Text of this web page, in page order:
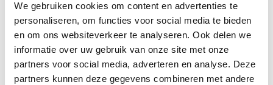
We gebruiken cookies om content en advertenties te
personaliseren, om functies voor social media te bieden
en om ons websiteverkeer te analyseren. Ook delen we
informatie over uw gebruik van onze site met onze
partners voor social media, adverteren en analyse. Deze
partners kunnen deze gegevens combineren met andere
december kunnen vragen geadresseerd worden aan de
nieuwe directeur, zei hij. Of Baert ook meteen
antwoorden heeft, is nog de vraag. De organisatie is nog
in opbouw, de directeuren voor onderzoek en onderwijs
moeten nog worden aangesteld, schetste de rector.